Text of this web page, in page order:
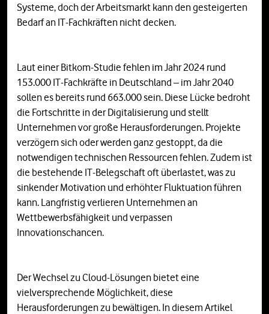
Systeme, doch der Arbeitsmarkt kann den gesteigerten
Bedarf an IT-Fachkräften nicht decken.
Laut einer Bitkom-Studie fehlen im Jahr 2024 rund
153.000 IT-Fachkräfte in Deutschland – im Jahr 2040
sollen es bereits rund 663.000 sein. Diese Lücke bedroht
die Fortschritte in der Digitalisierung und stellt
Unternehmen vor große Herausforderungen. Projekte
verzögern sich oder werden ganz gestoppt, da die
notwendigen technischen Ressourcen fehlen. Zudem ist
die bestehende IT-Belegschaft oft überlastet, was zu
sinkender Motivation und erhöhter Fluktuation führen
kann. Langfristig verlieren Unternehmen an
Wettbewerbsfähigkeit und verpassen
Innovationschancen.
Der Wechsel zu Cloud-Lösungen bietet eine
vielversprechende Möglichkeit, diese
Herausforderungen zu bewältigen. In diesem Artikel